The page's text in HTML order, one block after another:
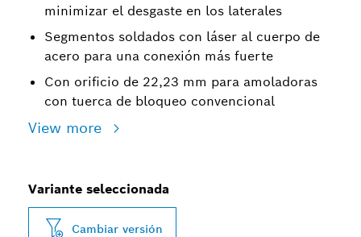
minimizar el desgaste en los laterales
Segmentos soldados con láser al cuerpo de
acero para una conexión más fuerte
Con orificio de 22,23 mm para amoladoras
con tuerca de bloqueo convencional
View more
Variante seleccionada
Cambiar versión